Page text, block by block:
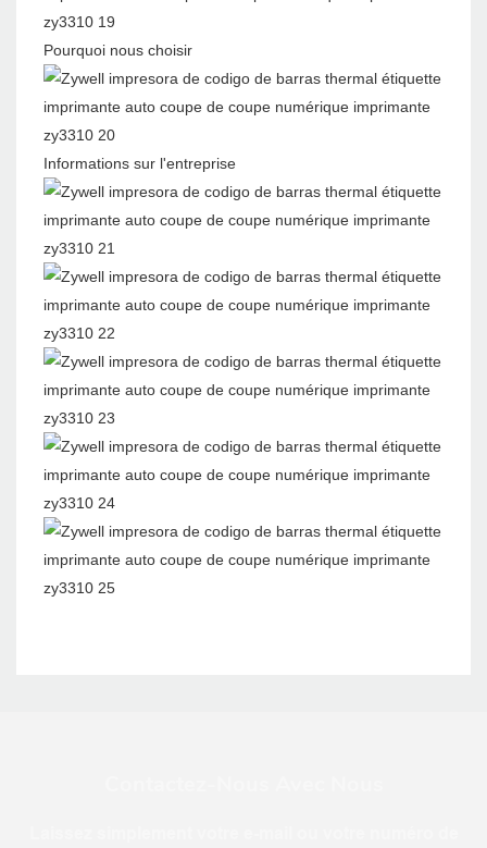
Pourquoi nous choisir
Informations sur l'entreprise